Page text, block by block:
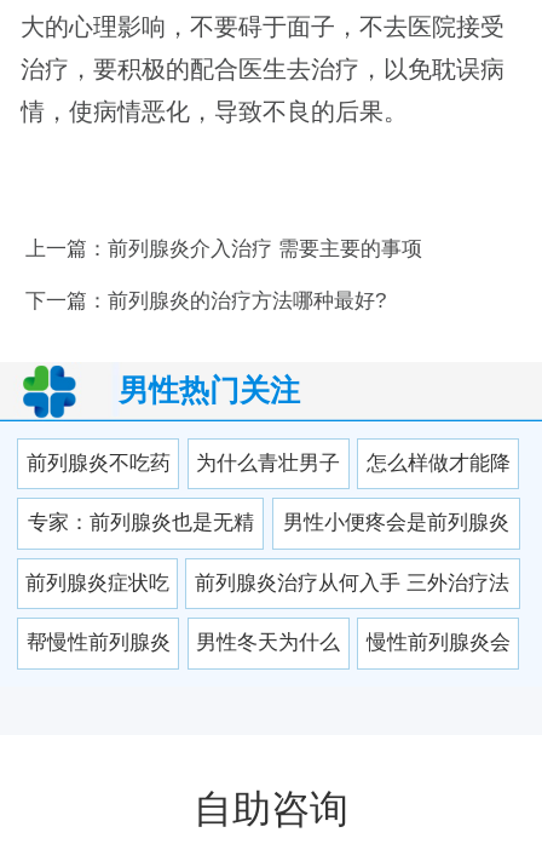
大的心理影响，不要碍于面子，不去医院接受
治疗，要积极的配合医生去治疗，以免耽误病
情，使病情恶化，导致不良的后果。
上一篇： 前列腺炎介入治疗 需要主要的事项
下一篇： 前列腺炎的治疗方法哪种最好?
男性热门关注
前列腺炎不吃药
会自己好吗 前列
腺炎会引起阳痿
早泄
为什么青壮男子
也得前列腺炎？
怎么样做才能降
低前列腺炎复发
率
专家：前列腺炎也是无精
症的帮凶
男性小便疼会是前列腺炎
吗 前列腺炎治疗要多长时
间
前列腺炎症状吃
什么药 四种药物
前列腺炎治疗从何入手 三外治疗法
帮你对抗炎症
帮慢性前列腺炎 男性冬天为什么
前列腺炎的
慢性前列腺炎会
自助咨询